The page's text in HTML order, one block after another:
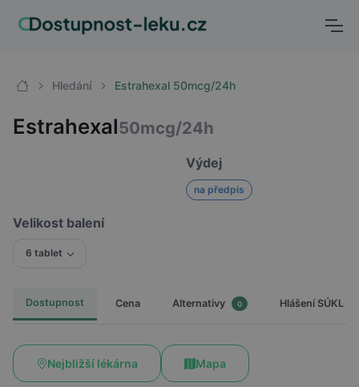
Hledání Estrahexal 50mcg/24h
Estrahexal50mcg/24h
Výdej
na předpis
Velikost balení
6 tablet
Dostupnost Cena Alternativy 0 Hlášení SÚKL
Nejbližší lékárna Mapa